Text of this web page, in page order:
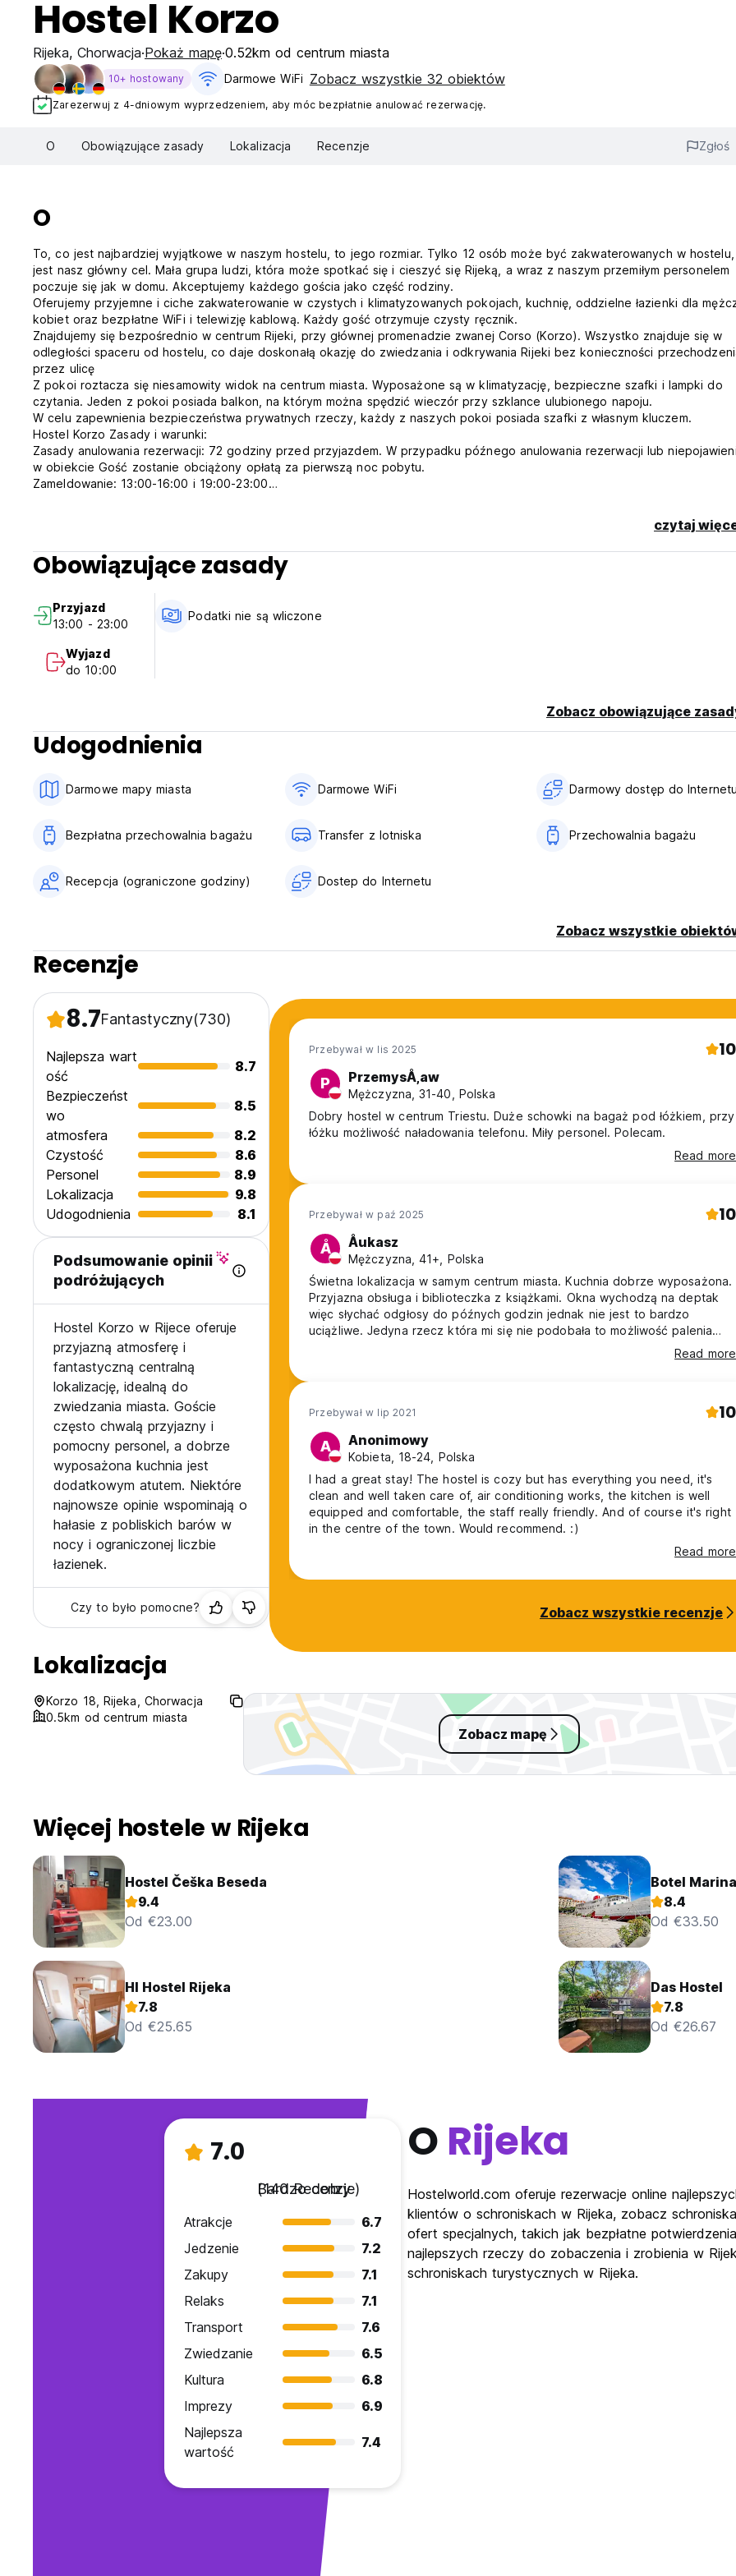
Hostel Korzo
Rijeka, Chorwacja Pokaż mapę 0.52km od centrum miasta
10+ hostowany Darmowe WiFi Zobacz wszystkie 32 obiektów
Zarezerwuj z 4-dniowym wyprzedzeniem, aby móc bezpłatnie anulować rezerwację.
O Obowiązujące zasady Lokalizacja Recenzje Zgłoś
O
To, co jest najbardziej wyjątkowe w naszym hostelu, to jego rozmiar. Tylko 12 osób może być zakwaterowanych w
jest nasz główny cel. Mała grupa ludzi, która może spotkać się i cieszyć się Rijeką, a wraz z naszym przemiłym personelem
poczuje się jak w domu. Akceptujemy każdego gościa jako część rodziny.
Oferujemy przyjemne i ciche zakwaterowanie w czystych i klimatyzowanych pokojach, kuchnię, oddzielne łazienki dla
kobiet oraz bezpłatne WiFi i telewizję kablową. Każdy gość otrzymuje czysty ręcznik.
Znajdujemy się bezpośrednio w centrum Rijeki, przy głównej promenadzie zwanej Corso (Korzo). Wszystko znajduje się w
odległości spaceru od hostelu, co daje doskonałą okazję do zwiedzania i odkrywania Rijeki bez konieczności
przez ulicę
Z pokoi roztacza się niesamowity widok na centrum miasta. Wyposażone są w klimatyzację, bezpieczne szafki i lampki do
czytania. Jeden z pokoi posiada balkon, na którym można spędzić wieczór przy szklance ulubionego napoju.
W celu zapewnienia bezpieczeństwa prywatnych rzeczy, każdy z naszych pokoi posiada szafki z własnym kluczem.
Hostel Korzo Zasady i warunki:
Zasady anulowania rezerwacji: 72 godziny przed przyjazdem. W przypadku późnego anulowania rezerwacji lub
w obiekcie Gość zostanie obciążony opłatą za pierwszą noc pobytu.
Zameldowanie: 13:00-16:00 i 19:00-23:00
Podatki nie są wliczone w cenę: 10HRK za osobę za noc
Ogólne:
Dzieci w wieku poniżej 12 lat mają o 50% niższe ceny i są zwolnione z opłat.
Dzieci do 18 lat i nie mniej niż 12 lat płacą 50% podatku.
Aby zapewnić bezpieczeństwo rzeczy prywatnych, każdy pokój wyposażony jest w szafki z własnym kluczem.
Brak godziny policyjnej.
Przyjazny dla dzieci.
Jeśli zgłodniejesz, zawsze możesz skorzystać z naszej kuchni, która jest wyposażona we wszystkie urządzenia potrzebne
przygotowania smacznego posiłku. (Auto-translated from original language)
czytaj
Obowiązujące zasady
Przyjazd
13:00 - 23:00
Wyjazd
do 10:00
Podatki nie są wliczone
Zobacz obowiązujące
Udogodnienia
Darmowe mapy miasta Darmowe WiFi Darmowy dostęp do
Bezpłatna przechowalnia bagażu Transfer z lotniska Przechowalnia bagażu
Recepcja (ograniczone godziny) Dostep do Internetu
Zobacz wszystkie
Recenzje
8.7Fantastyczny(730)
Najlepsza wart
ość
8.7
Bezpieczeńst
wo
8.5
atmosfera
8.2
Czystość
8.6
Personel
8.9
Lokalizacja
9.8
Udogodnienia
8.1
Podsumowanie opinii
podróżujących
Hostel Korzo w Rijece oferuje
przyjazną atmosferę i
fantastyczną centralną
lokalizację, idealną do
zwiedzania miasta. Goście
często chwalą przyjazny i
pomocny personel, a dobrze
wyposażona kuchnia jest
dodatkowym atutem. Niektóre
najnowsze opinie wspominają o
hałasie z pobliskich barów w
nocy i ograniczonej liczbie
łazienek.
Czy to było pomocne?
Przebywał w lis 2025 10
P PrzemysÅ‚aw
Mężczyzna, 31-40, Polska
Dobry hostel w centrum Triestu. Duże schowki na bagaż pod łóżkiem, przy
łóżku możliwość naładowania telefonu. Miły personel. Polecam.
Read more
Przebywał w paź 2025 10
Å Åukasz
Mężczyzna, 41+, Polska
Świetna lokalizacja w samym centrum miasta. Kuchnia dobrze wyposażona.
Przyjazna obsługa i biblioteczka z książkami. Okna wychodzą na deptak
więc słychać odgłosy do późnych godzin jednak nie jest to bardzo
uciążliwe. Jedyna rzecz która mi się nie podobała to możliwość palenia
papierosów w kuchni przy oknie. Generalnie w tej cenie najlepszy wybór i
Read more
Przebywał w lip 2021 10
A Anonimowy
Kobieta, 18-24, Polska
I had a great stay! The hostel is cozy but has everything you need, it's
clean and well taken care of, air conditioning works, the kitchen is well
equipped and comfortable, the staff really friendly. And of course it's right
in the centre of the town. Would recommend. :)
Read more
Zobacz wszystkie recenzje
Lokalizacja
Korzo 18, Rijeka, Chorwacja
0.5km od centrum miasta
Zobacz mapę
Więcej hostele w Rijeka
Hostel Češka Beseda
9.4
Od €23.00
Botel Marina
8.4
Od €33.50
HI Hostel Rijeka
7.8
Od €25.65
Das Hostel
7.8
Od €26.67
7.0
Bardzo dobry
(140 Recenzje)
Atrakcje
6.7
Jedzenie
7.2
Zakupy
7.1
Relaks
7.1
Transport
7.6
Zwiedzanie
6.5
Kultura
6.8
Imprezy
6.9
Najlepsza
wartość
7.4
O Rijeka
Hostelworld.com oferuje rezerwacje online
klientów o schroniskach w Rijeka, zobacz
ofert specjalnych, takich jak bezpłatne
najlepszych rzeczy do zobaczenia i zrobienia w
schroniskach turystycznych w Rijeka.